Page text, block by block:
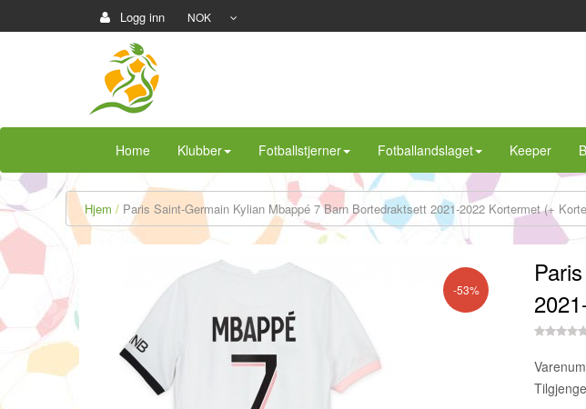
Logg inn NOK
Home Klubber Fotballstjerner Fotballandslaget Keeper
Hjem Paris Saint-Germain Kylian Mbappé 7 Barn Bortedraktsett 2021-2022 Kortermet (+
-53%